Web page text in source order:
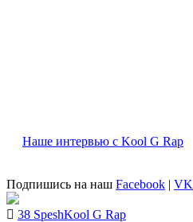
Наше интервью с Kool G Rap
Подпишись на наш Facebook | VK
38 SpeshKool G Rap